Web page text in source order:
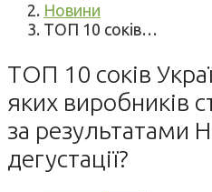
Новини
ТОП 10 соків…
ТОП 10 соків
яких виробників
за результатами
дегустації?